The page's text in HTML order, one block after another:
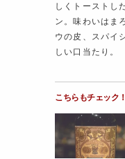
しくトーストし
ン。味わいはま
ウの皮、スパイ
しい口当たり。
こちらもチェック！